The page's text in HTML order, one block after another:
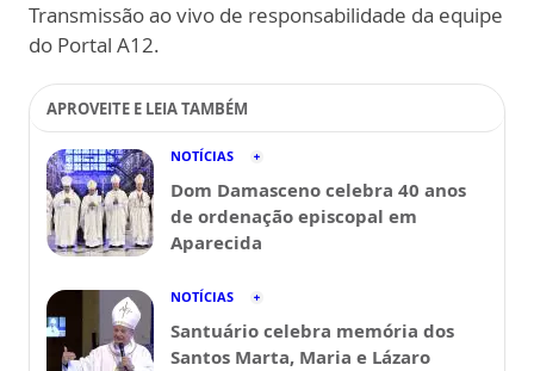
Transmissão ao vivo de responsabilidade da equipe
do Portal A12.
APROVEITE E LEIA TAMBÉM
NOTÍCIAS
Dom Damasceno celebra 40 anos
de ordenação episcopal em
Aparecida
NOTÍCIAS
Santuário celebra memória dos
Santos Marta, Maria e Lázaro